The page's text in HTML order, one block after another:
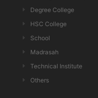
Degree College
HSC College
School
Madrasah
Technical Institute
Others